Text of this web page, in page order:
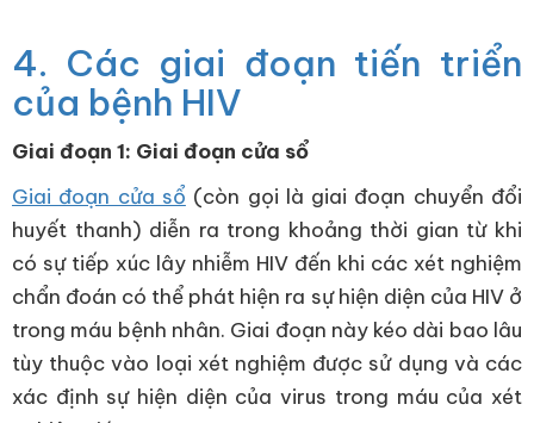
4. Các giai đoạn tiến triển
của bệnh HIV
Giai đoạn 1: Giai đoạn cửa sổ
Giai đoạn cửa sổ (còn gọi là giai đoạn chuyển đổi
huyết thanh) diễn ra trong khoảng thời gian từ khi
có sự tiếp xúc lây nhiễm HIV đến khi các xét nghiệm
chẩn đoán có thể phát hiện ra sự hiện diện của HIV ở
trong máu bệnh nhân. Giai đoạn này kéo dài bao lâu
tùy thuộc vào loại xét nghiệm được sử dụng và các
xác định sự hiện diện của virus trong máu của xét